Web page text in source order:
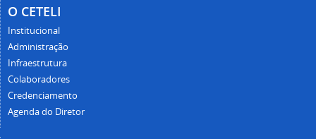
O CETELI
Institucional
Administração
Infraestrutura
Colaboradores
Credenciamento
Agenda do Diretor